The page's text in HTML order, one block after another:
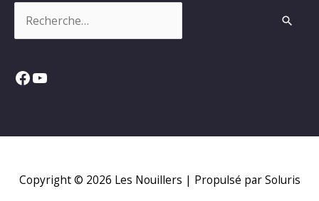
Facebook
YouTube
Copyright © 2026 Les Nouillers | Propulsé par Soluris